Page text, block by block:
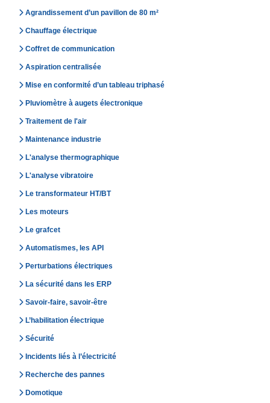
Agrandissement d’un pavillon de 80 m²
Chauffage électrique
Coffret de communication
Aspiration centralisée
Mise en conformité d’un tableau triphasé
Pluviomètre à augets électronique
Traitement de l'air
Maintenance industrie
L'analyse thermographique
L'analyse vibratoire
Le transformateur HT/BT
Les moteurs
Le grafcet
Automatismes, les API
Perturbations électriques
La sécurité dans les ERP
Savoir-faire, savoir-être
L’habilitation électrique
Sécurité
Incidents liés à l’électricité
Recherche des pannes
Domotique